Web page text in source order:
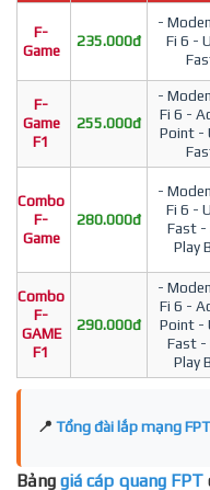
F-
Game
235.000đ
-
Fi 6 -
F-
Game
F1
255.000đ
-
Fi 6 -
Point -
Combo
F-
Game
280.000đ
-
Fi 6 -
Fast -
Play
Combo
F-
GAME
F1
290.000đ
-
Fi 6 -
Point -
Fast -
Play
📍 Tổng đài lắp mạng FPT
Bảng giá cáp quang FPT